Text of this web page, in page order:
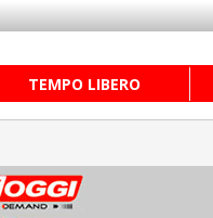
TEMPO LIBERO